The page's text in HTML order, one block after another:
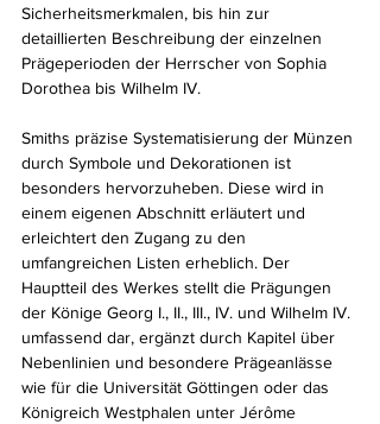
Sicherheitsmerkmalen, bis hin zur
detaillierten Beschreibung der einzelnen
Prägeperioden der Herrscher von Sophia
Dorothea bis Wilhelm IV.
Smiths präzise Systematisierung der Münzen
durch Symbole und Dekorationen ist
besonders hervorzuheben. Diese wird in
einem eigenen Abschnitt erläutert und
erleichtert den Zugang zu den
umfangreichen Listen erheblich. Der
Hauptteil des Werkes stellt die Prägungen
der Könige Georg I., II., III., IV. und Wilhelm IV.
umfassend dar, ergänzt durch Kapitel über
Nebenlinien und besondere Prägeanlässe
wie für die Universität Göttingen oder das
Königreich Westphalen unter Jérôme